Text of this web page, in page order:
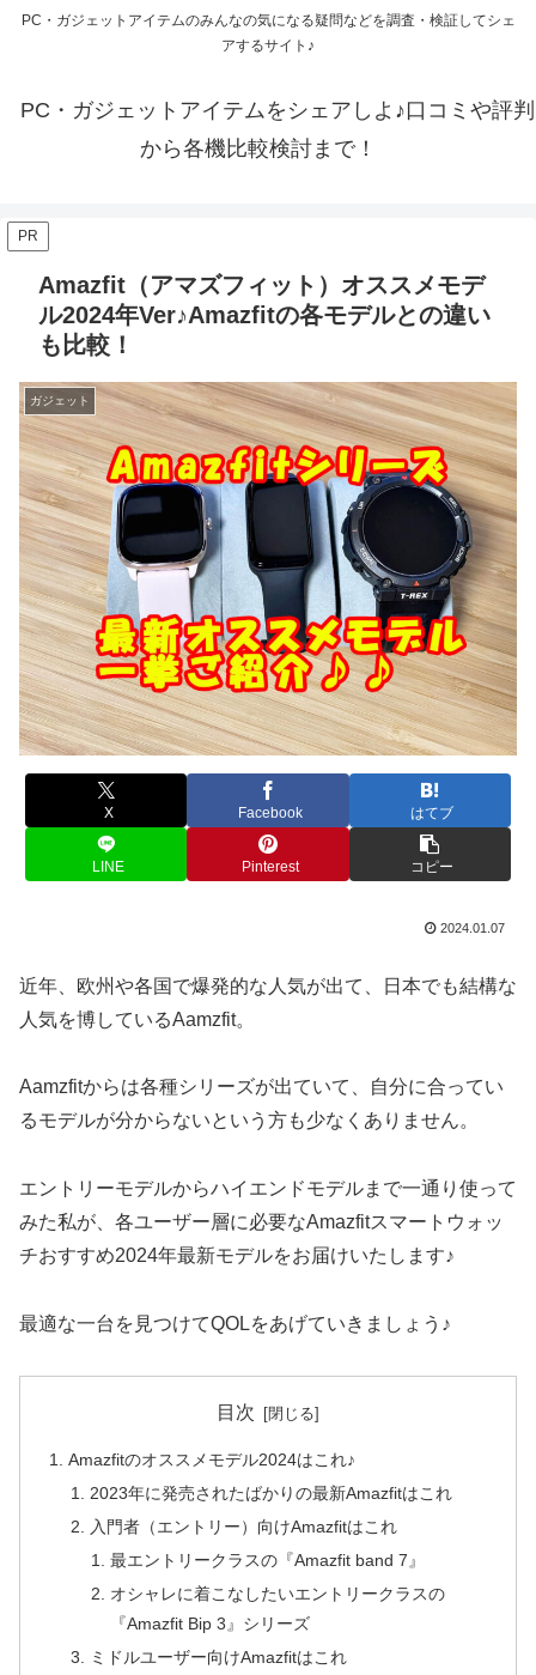
PC・ガジェットアイテムのみんなの気になる疑問などを調査・検証してシェ
アするサイト♪
PC・ガジェットアイテムをシェアしよ♪口コミや評判
から各機比較検討まで！
PR
Amazfit（アマズフィット）オススメモデ
ル2024年Ver♪Amazfitの各モデルとの違い
も比較！
ガジェット
X Facebook はてブ
LINE Pinterest コピー
2024.01.07
近年、欧州や各国で爆発的な人気が出て、日本でも結構な
人気を博しているAamzfit。
Aamzfitからは各種シリーズが出ていて、自分に合ってい
るモデルが分からないという方も少なくありません。
エントリーモデルからハイエンドモデルまで一通り使って
みた私が、各ユーザー層に必要なAmazfitスマートウォッ
チおすすめ2024年最新モデルをお届けいたします♪
最適な一台を見つけてQOLをあげていきましょう♪
目次
Amazfitのオススメモデル2024はこれ♪
2023年に発売されたばかりの最新Amazfitはこれ
入門者（エントリー）向けAmazfitはこれ
最エントリークラスの『Amazfit band 7』
オシャレに着こなしたいエントリークラスの
『Amazfit Bip 3』シリーズ
ミドルユーザー向けAmazfitはこれ